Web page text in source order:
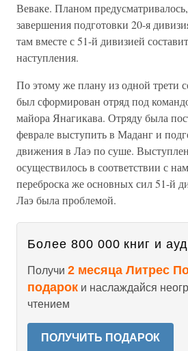
Веваке. Планом
завершения подготовки 20-я
там вместе с 51-й дивизией
наступления.
По этому же плану из одной трети
был сформирован отряд под
майора Янагикава. Отряду была
феврале выступить в Маданг и
движения в Лаэ по суше.
осуществилось в соответствии с
переброска же основных сил 51-й
Лаэ была проблемой.
Более 800 000 книг и
Получи 2 месяца Литрес
подарок и наслаждайся
чтением
ПОЛУЧИТЬ ПОДАРОК